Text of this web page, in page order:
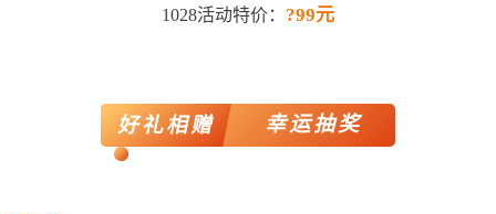
1028活动特价： ?99元
好礼相赠 幸运抽奖